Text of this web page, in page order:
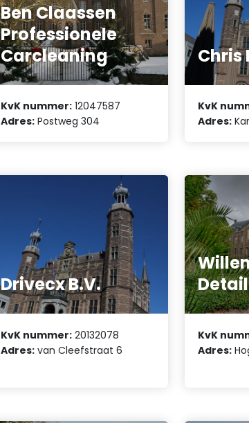
Ben Claassen
Professionele
Carcleaning
KvK nummer: 12047587
Adres: Postweg 304
Chris
KvK
Adres:
Drivecx B.V.
KvK nummer: 20132078
Adres: van Cleefstraat 6
KvK
Adres: